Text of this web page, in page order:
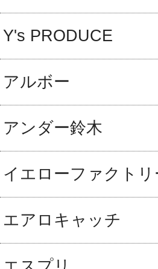
Y's PRODUCE
アルボー
アンダー鈴木
イエローファクトリ
エアロキャッチ